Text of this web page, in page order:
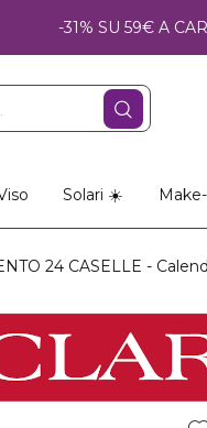
-31% SU 59€ A
Solari ☀️
24 CASELLE -